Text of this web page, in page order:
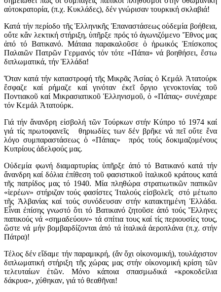
αὐτοκρατορία, (π.χ. Κυκλάδες), δέν γνώρισαν τουρκική σκλαβιά!
Κατά τήν περίοδο τῆς Ἑλληνικῆς Ἐπαναστάσεως οὐδεμία βοήθεια,
οὔτε κἄν λεκτική στήριξη, ὑπῆρξε πρός τό ἀγωνιζόμενο Ἔθνος μας
ἀπό τό Βατικανό. Μάταια παρακαλοῦσε ὁ ἡρωικός Ἐπίσκοπος
Παλαιῶν Πατρῶν Γερμανός τόν τότε «Πάπα» νά βοηθήσει, ἔστω
διπλωματικά, τήν Ἑλλάδα!
Ὅταν κατά τήν καταστροφή τῆς Μικρᾶς Ἀσίας ὁ Κεμάλ Ἀτατούρκ
ἔσφαζε καί ρήμαζε καί γινόταν ἐκεῖ ὄργιο γενοκτονίας τοῦ
Ποντιακοῦ καί Μικρασιατικοῦ Ἑλληνισμοῦ, ὁ «Πάπας» συνέχαιρε
τόν Κεμάλ Ἀτατούρκ.
Γιά τήν ἄνανδρη εἰσβολή τῶν Τούρκων στήν Κύπρο τό 1974 καί
γιά τίς πρωτοφανεῖς θηριωδίες των δέν βρῆκε νά πεῖ οὔτε ἕνα
λόγο συμπαραστάσεως ὁ «Πάπας» πρός τούς δοκιμαζομένους
Κυπρίους ἀδελφούς μας.
Οὐδεμία φωνή διαμαρτυρίας ὑπῆρξε ἀπό τό Βατικανό κατά τήν
ἄνανδρη καί δόλια ἐπίθεση τοῦ φασιστικοῦ ἰταλικοῦ κράτους κατά
τῆς πατρίδος μας τό 1940. Μία πληθώρα στρατιωτικῶν παπικῶν
«ἱερέων» στήριζαν τούς φασίστες Ἰταλούς εἰσβολεῖς στό μέτωπο
τῆς Ἀλβανίας καί τούς συνόδευσαν στήν κατακτημένη Ἑλλάδα.
Εἶναι ἐπίσης γνωστό ὅτι τό Βατικανό ζητοῦσε ἀπό τούς Ἕλληνες
παπικούς νά «σημαδεύουν» τά σπίτια τους καί τίς περιουσίες τους,
ὥστε νά μήν βομβαρδίζονται ἀπό τά ἰταλικά ἀεροπλάνα (π.χ. στήν
Πάτρα)!
Τέλος δέν εἴδαμε τήν παραμικρή, (ἄν ὄχι οἰκονομική), τουλάχιστον
διπλωματική στήριξη τῆς χώρας μας στήν οἰκονομική κρίση τῶν
τελευταίων ἐτῶν. Μόνο κάποια σπασμωδικά «κροκοδείλια
δάκρυα», χύθηκαν, γιά τό θεαθῆναι!